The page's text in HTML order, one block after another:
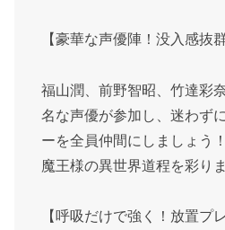
【豪華な声優陣！没入感抜群
福山潤、前野智昭、竹達彩
名な声優が参加し、迷わず
ーを全員仲間にしましょう
魔王様の異世界道程を彩り
【呼吸だけで強く！放置プ